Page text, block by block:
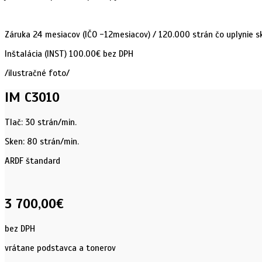
Záruka 24 mesiacov (IČO -12mesiacov) / 120.000 strán čo uplynie
Inštalácia (INST) 100.00€ bez DPH
/ilustračné foto/
IM C3010
Tlač: 30 strán/min.
Sken: 80 strán/min.
ARDF štandard
3 700,00€
bez DPH
vrátane podstavca a tonerov